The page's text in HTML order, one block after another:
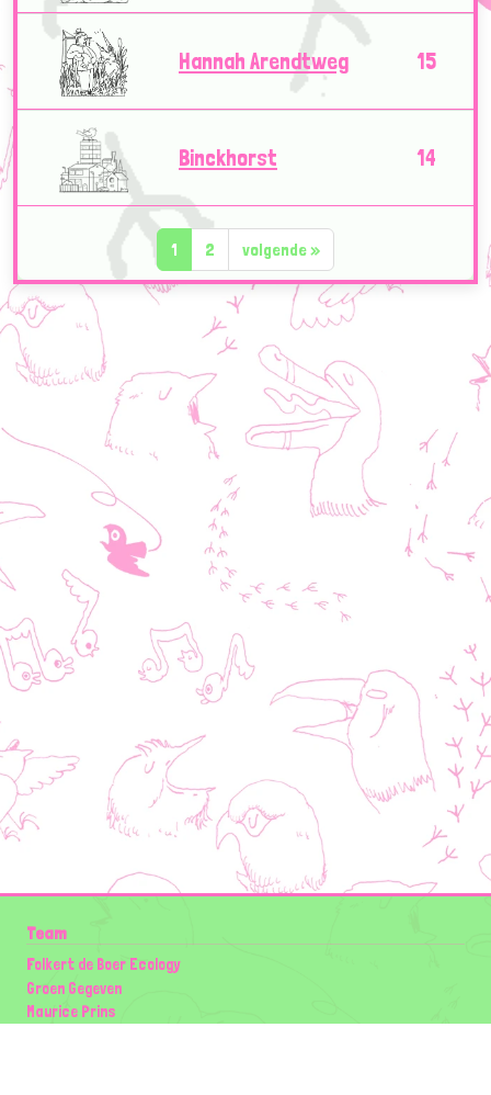
Hannah Arendtweg 15
Binckhorst 14
1 2 volgende»
Team
Folkert de Boer Ecology
Groen Gegeven
Maurice Prins